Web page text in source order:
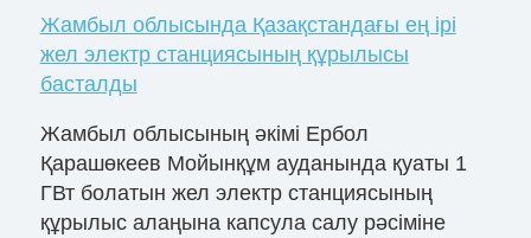
Жамбыл облысында Қазақстандағы ең ірі
жел электр станциясының құрылысы
басталды
Жамбыл облысының әкімі Ербол
Қарашөкеев Мойынқұм ауданында қуаты 1
ГВт болатын жел электр станциясының
құрылыс алаңына капсула салу рәсіміне